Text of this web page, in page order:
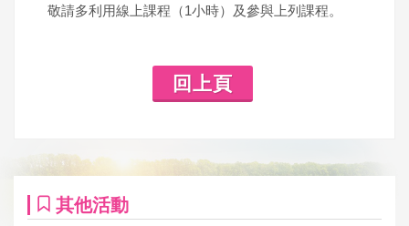
敬請多利用線上課程（1小時）及參與上列課程。
回上頁
其他活動